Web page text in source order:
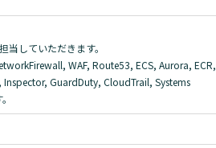
していただきます。
WAF, Route53, ECS, Aurora, ECR,
GuardDuty, CloudTrail, Systems